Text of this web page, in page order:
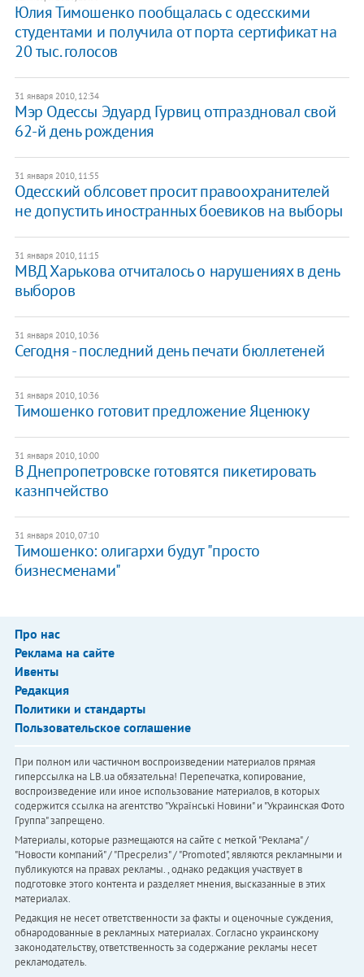
Юлия Тимошенко пообщалась с одесскими
студентами и получила от порта сертификат на
20 тыс. голосов
31 января 2010, 12:34
Мэр Одессы Эдуард Гурвиц отпраздновал свой
62-й день рождения
31 января 2010, 11:55
Одесский облсовет просит правоохранителей
не допустить иностранных боевиков на выборы
31 января 2010, 11:15
МВД Харькова отчиталось о нарушениях в день
выборов
31 января 2010, 10:36
Сегодня - последний день печати бюллетеней
31 января 2010, 10:36
Тимошенко готовит предложение Яценюку
31 января 2010, 10:00
В Днепропетровске готовятся пикетировать
казнпчейство
31 января 2010, 07:10
Тимошенко: олигархи будут "просто
бизнесменами"
Про нас
Реклама на сайте
Ивенты
Редакция
Политики и стандарты
Пользовательское соглашение
При полном или частичном воспроизведении материалов прямая
гиперссылка на LB.ua обязательна! Перепечатка, копирование,
воспроизведение или иное использование материалов, в которых
содержится ссылка на агентство "Українськi Новини" и "Украинская Фото
Группа" запрещено.
Материалы, которые размещаются на сайте с меткой "Реклама" /
"Новости компаний" / "Пресрелиз" / "Promoted", являются рекламными и
публикуются на правах рекламы. , однако редакция участвует в
подготовке этого контента и разделяет мнения, высказанные в этих
материалах.
Редакция не несет ответственности за факты и оценочные суждения,
обнародованные в рекламных материалах. Согласно украинскому
законодательству, ответственность за содержание рекламы несет
рекламодатель.